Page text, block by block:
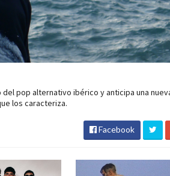
pop alternativo ibérico y anticipa una
los caracteriza.
Facebook